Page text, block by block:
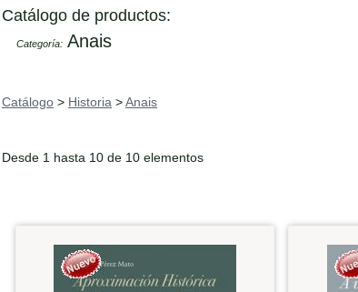
Catálogo de productos:
Categoría: Anais
Catálogo > Historia >Anais
Desde 1 hasta 10 de 10 elementos